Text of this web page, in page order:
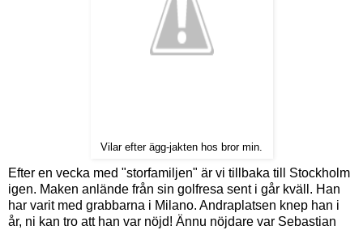
Vilar efter ägg-jakten hos bror min.
Efter en vecka med "storfamiljen" är vi tillbaka till Stockholm
igen. Maken anlände från sin golfresa sent i går kväll. Han
har varit med grabbarna i Milano. Andraplatsen knep han i
år, ni kan tro att han var nöjd! Ännu nöjdare var Sebastian